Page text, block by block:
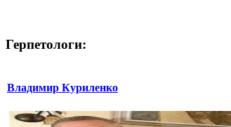
Герпетологи:
Владимир Куриленко